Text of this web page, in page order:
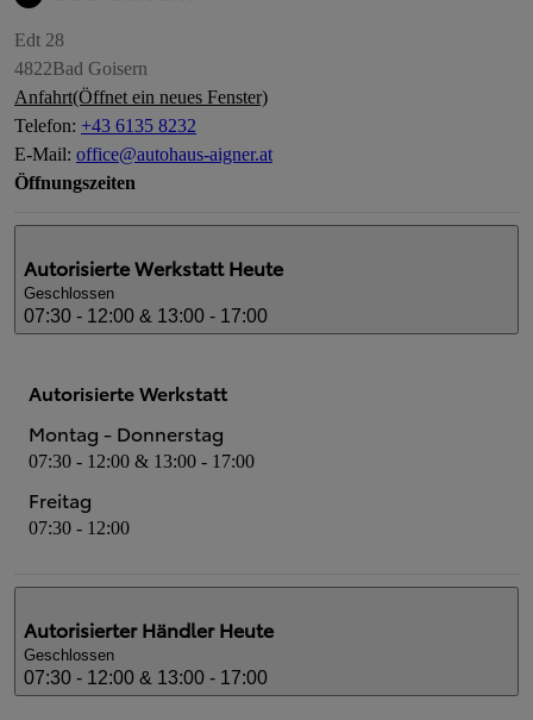
Edt 28
4822Bad Goisern
Anfahrt(Öffnet ein neues Fenster)
Telefon: +43 6135 8232
E-Mail: office@autohaus-aigner.at
Öffnungszeiten
Autorisierte Werkstatt Heute
Geschlossen
07:30 - 12:00 & 13:00 - 17:00
Autorisierte Werkstatt
Montag - Donnerstag
07:30 - 12:00 & 13:00 - 17:00
Freitag
07:30 - 12:00
Autorisierter Händler Heute
Geschlossen
07:30 - 12:00 & 13:00 - 17:00